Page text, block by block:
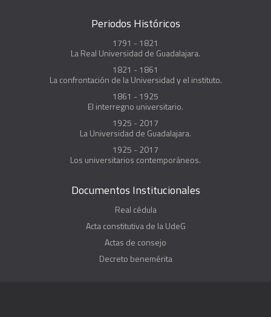
Periodos Históricos
1791 - 1821
La Real Universidad de Guadalajara.
1821 - 1861
La confrontación de la Universidad y el instituto.
1861 - 1925
El interregno universitario.
1925 - 2017
La Universidad de Guadalajara.
1925 - 2017
Los universitarios contemporáneos.
Documentos Institucionales
Real cédula
Acta constitutiva de la UdeG
Actas de consejo
Decreto benemérita